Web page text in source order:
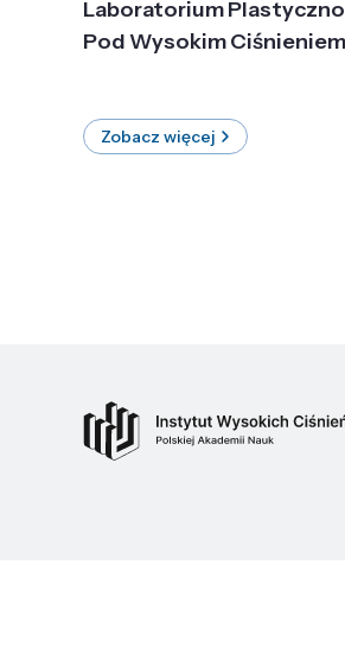
Laboratorium
Pod Wysokim Ciśnieniem
Zobacz więcej